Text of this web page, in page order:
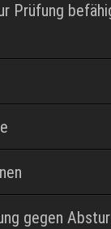
Prüfung
gegen